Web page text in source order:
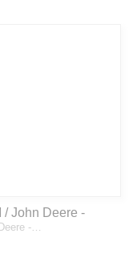
/ John Deere -
-…